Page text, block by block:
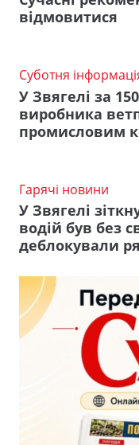
відмовитися
Суботня
У Звягелі за
виробника
промисловим
Гарячі новини
У Звягелі
водій був без
деблокували